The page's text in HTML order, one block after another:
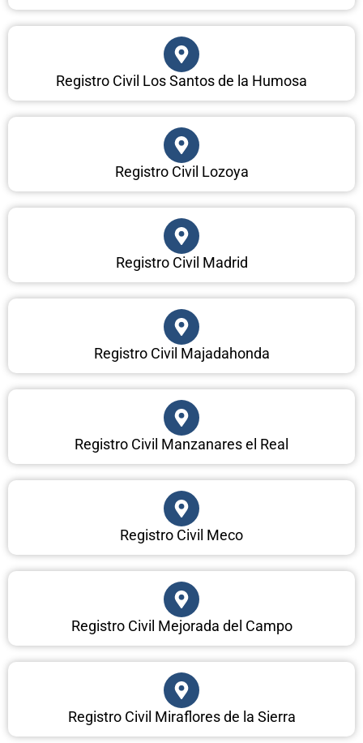
Registro Civil Los Santos de la Humosa
Registro Civil Lozoya
Registro Civil Madrid
Registro Civil Majadahonda
Registro Civil Manzanares el Real
Registro Civil Meco
Registro Civil Mejorada del Campo
Registro Civil Miraflores de la Sierra